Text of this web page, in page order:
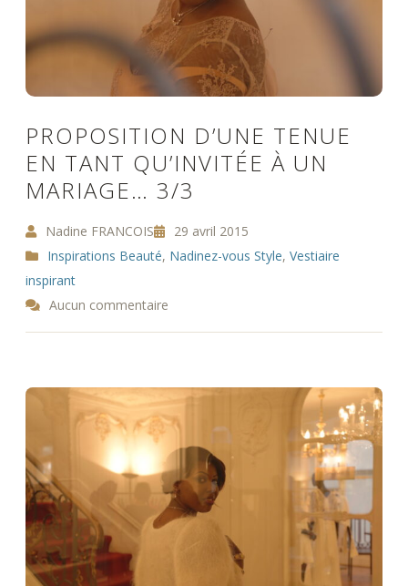
PROPOSITION D’UNE TENUE
EN TANT QU’INVITÉE À UN
MARIAGE… 3/3
Nadine FRANCOIS
29 avril 2015
Inspirations Beauté, Nadinez-vous Style,Vestiaire
inspirant
Aucun commentaire